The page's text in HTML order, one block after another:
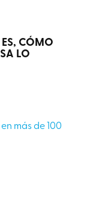
ES, CÓMO
LO